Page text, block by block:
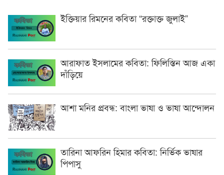
ইক্তিয়ার রিমনের কবিতা “রক্তাক্ত জুলাই”
আরাফাত ইসলামের কবিতা: ফিলিস্তিন আজ একা
দাঁড়িয়ে
আশা মনির প্রবন্ধ: বাংলা ভাষা ও ভাষা আন্দোলন
তারিনা আফরিন হিমার কবিতা: নির্ভিক ভাষার
পিপাসু